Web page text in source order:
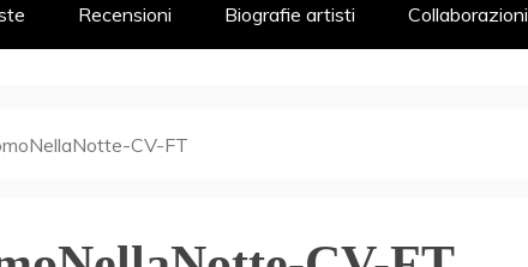
Recensioni Biografie artisti Collaborazioni
CV-FT